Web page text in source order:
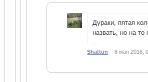
Дураки, пятая
назвать, но на то
Shattun 6 мая 2016,